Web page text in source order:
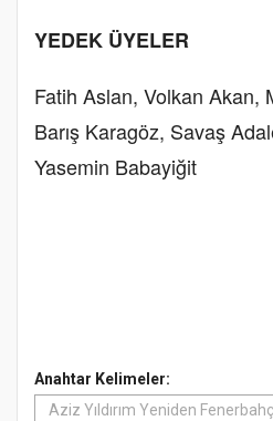
YEDEK ÜYELER
Fatih Aslan, Volkan Akan,
Barış Karagöz, Savaş
Yasemin Babayiğit
Anahtar Kelimeler:
Aziz Yıldırım Yeniden